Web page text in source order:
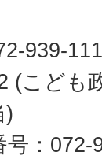
939-
(こども
)
：072-